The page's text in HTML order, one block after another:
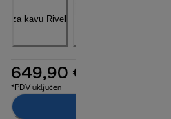
649,90 €
*PDV uključen